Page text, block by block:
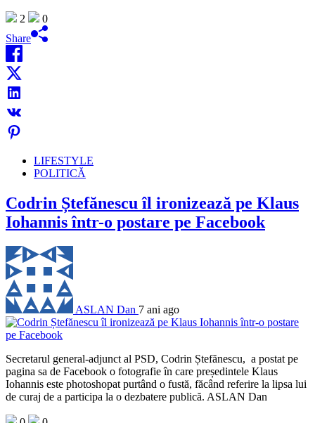
2
0
Share
LIFESTYLE
POLITICĂ
Codrin Ștefănescu îl ironizează pe Klaus
Iohannis într-o postare pe Facebook
ASLAN Dan 7 ani ago
Secretarul general-adjunct al PSD, Codrin Ștefănescu, a postat pe
pagina sa de Facebook o fotografie în care președintele Klaus
Iohannis este photoshopat purtând o fustă, făcând referire la lipsa lui
de curaj de a participa la o dezbatere publică. ASLAN Dan